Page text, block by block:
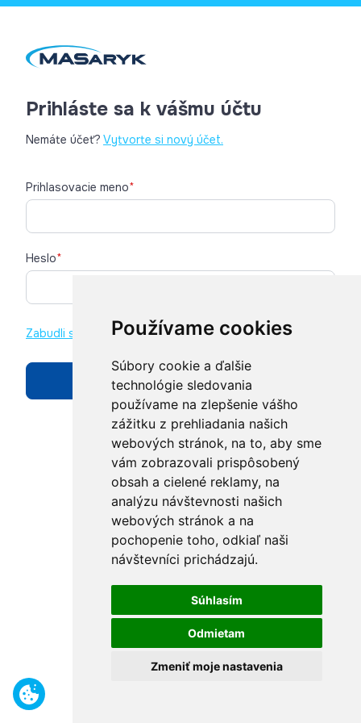
Používame cookies
Súbory cookie a ďalšie
technológie sledovania
používame na zlepšenie vášho
zážitku z prehliadania našich
webových stránok, na to, aby sme
vám zobrazovali prispôsobený
obsah a cielené reklamy, na
analýzu návštevnosti našich
webových stránok a na
pochopenie toho, odkiaľ naši
návštevníci prichádzajú.
Súhlasím
Odmietam
Zmeniť moje nastavenia
Prihláste sa k vášmu účtu
Nemáte účeť? Vytvorte si nový účet.
Prihlasovacie meno*
Heslo*
Zabudli ste heslo?
Prihlásiť sa
©2024 M-MAS, s.r.o., All rights reserved.